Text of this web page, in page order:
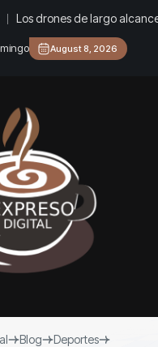
Los drones de largo
llegaron a los Urales para
almacén de Wildberries en
August 8, 2026
Blog
Deportes